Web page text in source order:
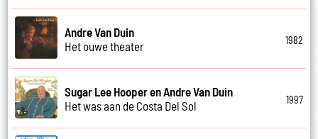
Andre Van Duin
Het ouwe theater
1982
Sugar Lee Hooper en Andre Van Duin
Het was aan de Costa Del Sol
1997